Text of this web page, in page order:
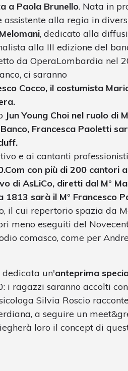
a Paola Brunello. Nata in
assistente alla regia in
, dedicato alla
alla III edizione del
da OperaLombardia nel
ci saranno
Cocco, il costumista
Jun Young Choi nel ruolo di
Francesca Paoletti
e ai cantanti
con più di 200 cantori
di AsLiCo, diretti dal M°
1813 sarà il M° Francesco
il cui repertorio spazia da
meno eseguiti del
comasco, come per
dedicata un'anteprima
i ragazzi saranno accolti
Silvia Roscio
a seguire un
loro il concept di